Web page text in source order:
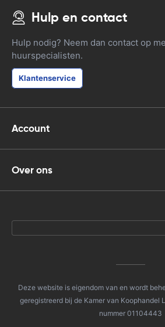
Hulp en contact
Hulp nodig? Neem dan contact op
huurspecialisten.
Klantenservice
Account
Over ons
Deze website is eigendom van en wordt
geregistreerd bij de Kamer van Koophandel
nummer 01104443